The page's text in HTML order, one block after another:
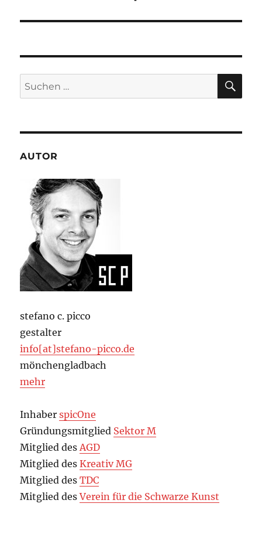
Suchen
nach:
AUTOR
stefano c. picco
gestalter
info[at]stefano-picco.de
mönchengladbach
mehr
InhaberspicOne
Gründungsmitglied Sektor M
Mitglied desAGD
Mitglied desKreativ MG
Mitglied desTDC
Mitglied desVerein für die Schwarze Kunst